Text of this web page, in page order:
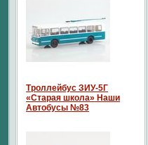
Троллейбус ЗИУ-5Г
«Старая школа» Наши
Автобусы №83